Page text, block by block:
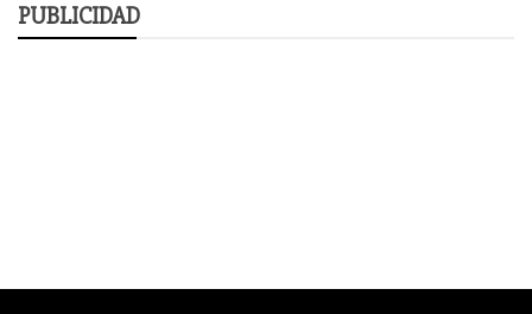
PUBLICIDAD